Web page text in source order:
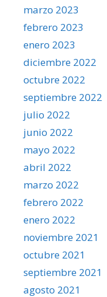
marzo 2023
febrero 2023
enero 2023
diciembre 2022
octubre 2022
septiembre 2022
julio 2022
junio 2022
mayo 2022
abril 2022
marzo 2022
febrero 2022
enero 2022
noviembre 2021
octubre 2021
septiembre 2021
agosto 2021